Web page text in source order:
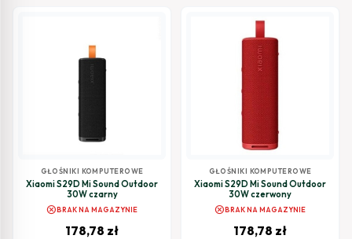
GŁOŚNIKI KOMPUTEROWE
Xiaomi S29D Mi Sound Outdoor
30W czarny
cancelBRAK NA MAGAZYNIE
178,78 zł
GŁOŚNIKI KOMPUTEROWE
Xiaomi S29D Mi Sound Outdoor
30W czerwony
cancelBRAK NA MAGAZYNIE
178,78 zł